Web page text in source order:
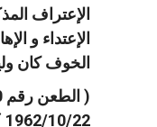
الإعتراف
الإعتداء و
الخوف كان
1962/10/22 )